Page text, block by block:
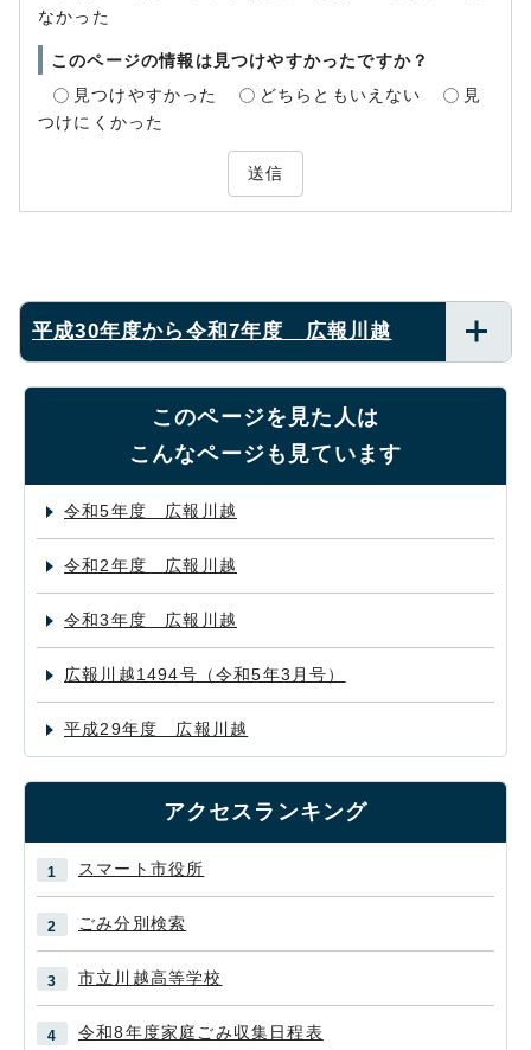
なかった
このページの情報は見つけやすかったですか？
見つけやすかった
どちらともいえない
見
つけにくかった
送信
平成30年度から令和7年度 広報川越
このページを見た人は
こんなページも見ています
令和5年度 広報川越
令和2年度 広報川越
令和3年度 広報川越
広報川越1494号（令和5年3月号）
平成29年度 広報川越
アクセスランキング
スマート市役所
ごみ分別検索
市立川越高等学校
令和8年度家庭ごみ収集日程表